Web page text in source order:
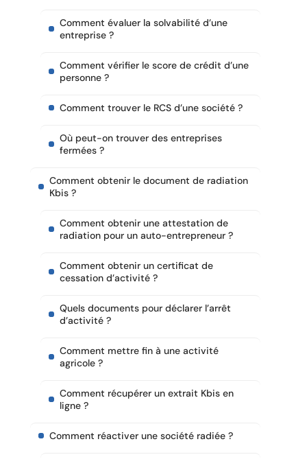
Comment évaluer la solvabilité d’une
entreprise ?
Comment vérifier le score de crédit d’une
personne ?
Comment trouver le RCS d’une société ?
Où peut-on trouver des entreprises
fermées ?
Comment obtenir le document de radiation
Kbis ?
Comment obtenir une attestation de
radiation pour un auto-entrepreneur ?
Comment obtenir un certificat de
cessation d’activité ?
Quels documents pour déclarer l’arrêt
d’activité ?
Comment mettre fin à une activité
agricole ?
Comment récupérer un extrait Kbis en
ligne ?
Comment réactiver une société radiée ?